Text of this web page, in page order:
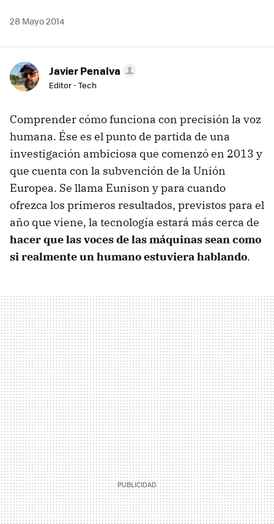
28 Mayo 2014
Javier Penalva
Editor - Tech
Comprender cómo funciona con precisión la voz
humana. Ése es el punto de partida de una
investigación ambiciosa que comenzó en 2013 y
que cuenta con la subvención de la Unión
Europea. Se llama Eunison y para cuando
ofrezca los primeros resultados, previstos para el
año que viene, la tecnología estará más cerca de
hacer que las voces de las máquinas sean como
si realmente un humano estuviera hablando.